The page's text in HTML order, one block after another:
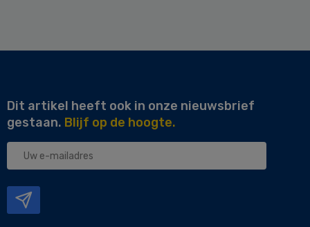
Dit artikel heeft ook in onze nieuwsbrief
gestaan. Blijf op de hoogte.
Uw